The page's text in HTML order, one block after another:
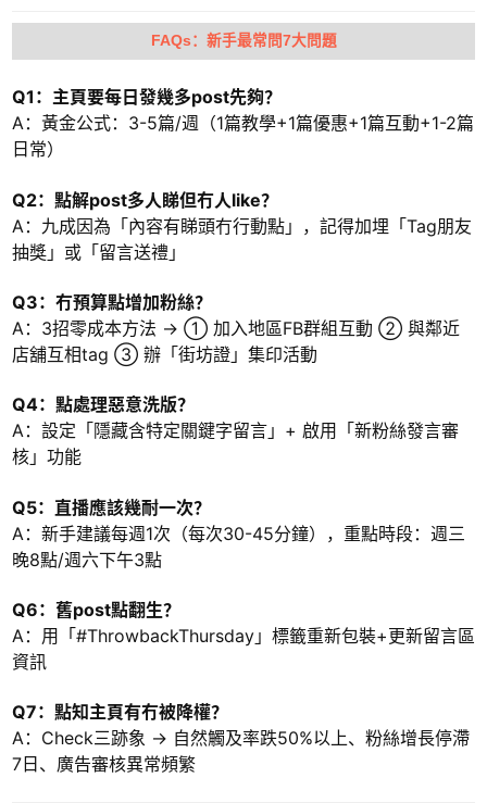
FAQs：新手最常問7大問題
Q1：主頁要每日發幾多post先夠？
A：黃金公式：3-5篇/週（1篇教學+1篇優惠+1篇互動+1-2篇
日常）
Q2：點解post多人睇但冇人like？
A：九成因為「內容有睇頭冇行動點」，記得加埋「Tag朋友
抽獎」或「留言送禮」
Q3：冇預算點增加粉絲？
A：3招零成本方法 → ① 加入地區FB群組互動 ② 與鄰近
店舖互相tag ③ 辦「街坊證」集印活動
Q4：點處理惡意洗版？
A：設定「隱藏含特定關鍵字留言」+ 啟用「新粉絲發言審
核」功能
Q5：直播應該幾耐一次？
A：新手建議每週1次（每次30-45分鐘），重點時段：週三
晚8點/週六下午3點
Q6：舊post點翻生？
A：用「#ThrowbackThursday」標籤重新包裝+更新留言區
資訊
Q7：點知主頁有冇被降權？
A：Check三跡象 → 自然觸及率跌50%以上、粉絲增長停滯
7日、廣告審核異常頻繁